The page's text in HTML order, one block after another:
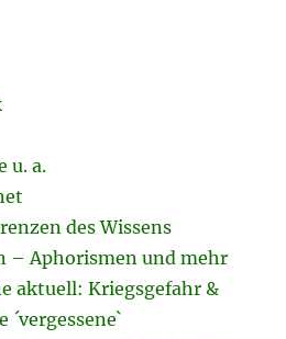
u. a.
des Wissens
– Aphorismen und mehr
aktuell: Kriegsgefahr &